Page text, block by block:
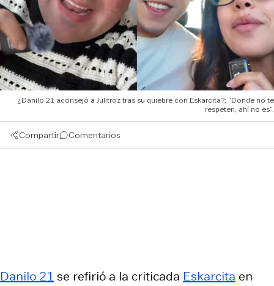
¿Danilo 21 aconsejó a Julitroz tras su quiebre con Eskarcita?: “Donde no te
respeten, ahí no es”.
Compartir Comentarios
Danilo 21 se refirió a la criticada Eskarcita en